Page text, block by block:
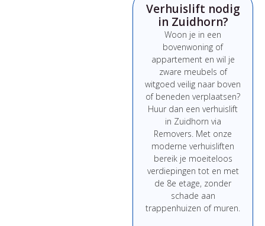
Verhuislift nodig
in Zuidhorn?
Woon je in een
bovenwoning of
appartement en wil je
zware meubels of
witgoed veilig naar boven
of beneden verplaatsen?
Huur dan een verhuislift
in Zuidhorn via
Removers. Met onze
moderne verhuisliften
bereik je moeiteloos
verdiepingen tot en met
de 8e etage, zonder
schade aan
trappenhuizen of muren.